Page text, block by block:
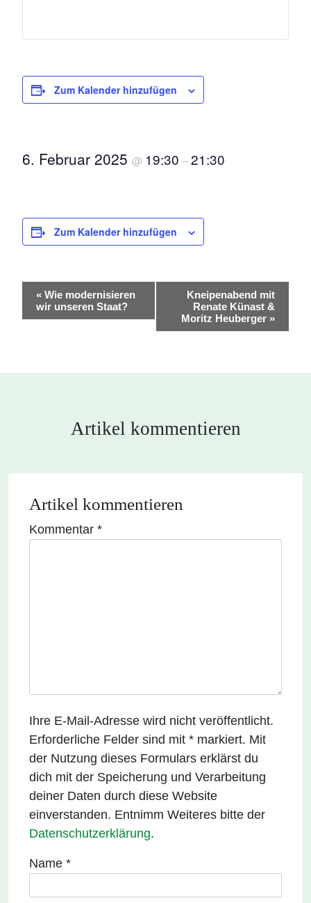
Zum Kalender hinzufügen
6. Februar 2025 @ 19:30 –21:30
Zum Kalender hinzufügen
n
t
n
g
n
« Wie modernisieren
wir unseren Staat?
Kneipenabend mit
Renate Künast &
Moritz Heuberger »
Artikel kommentieren
Artikel kommentieren
Kommentar *
Ihre E-Mail-Adresse wird nicht veröffentlicht.
Erforderliche Felder sind mit * markiert. Mit
der Nutzung dieses Formulars erklärst du
dich mit der Speicherung und Verarbeitung
deiner Daten durch diese Website
einverstanden. Entnimm Weiteres bitte der
Datenschutzerklärung.
Name *